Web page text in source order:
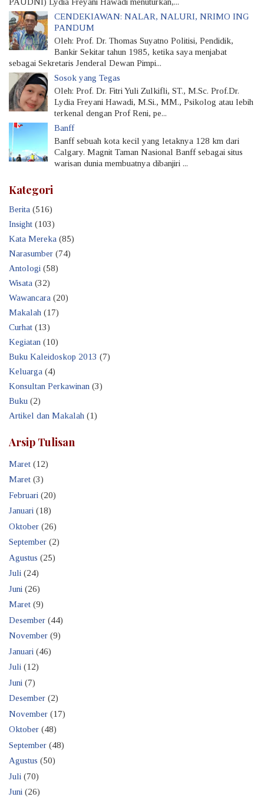
CENDEKIAWAN: NALAR, NALURI, NRIMO ING
PANDUM
Oleh: Prof. Dr. Thomas Suyatno Politisi, Pendidik,
Bankir Sekitar tahun 1985, ketika saya menjabat
sebagai Sekretaris Jenderal Dewan Pimpi...
Sosok yang Tegas
Oleh: Prof. Dr. Fitri Yuli Zulkifli, ST., M.Sc. Prof.Dr.
Lydia Freyani Hawadi, M.Si., MM., Psikolog atau lebih
terkenal dengan Prof Reni, pe...
Banff
Banff sebuah kota kecil yang letaknya 128 km dari
Calgary. Magnit Taman Nasional Banff sebagai situs
warisan dunia membuatnya dibanjiri ...
Kategori
Berita (516)
Insight (103)
Kata Mereka (85)
Narasumber (74)
Antologi (58)
Wisata (32)
Wawancara (20)
Makalah (17)
Curhat (13)
Kegiatan (10)
Buku Kaleidoskop 2013 (7)
Keluarga (4)
Konsultan Perkawinan (3)
Buku (2)
Artikel dan Makalah (1)
Arsip Tulisan
Maret (12)
Maret (3)
Februari (20)
Januari (18)
Oktober (26)
September (2)
Agustus (25)
Juli (24)
Juni (26)
Maret (9)
Desember (44)
November (9)
Januari (46)
Juli (12)
Juni (7)
Desember (2)
November (17)
Oktober (48)
September (48)
Agustus (50)
Juli (70)
Juni (26)